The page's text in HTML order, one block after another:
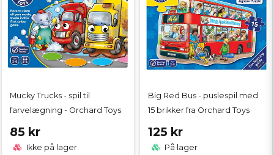
Mucky Trucks - spil til
farvelægning - Orchard Toys
85 kr
Ikke på lager
Big Red Bus - puslespil med
15 brikker fra Orchard Toys
125 kr
På lager